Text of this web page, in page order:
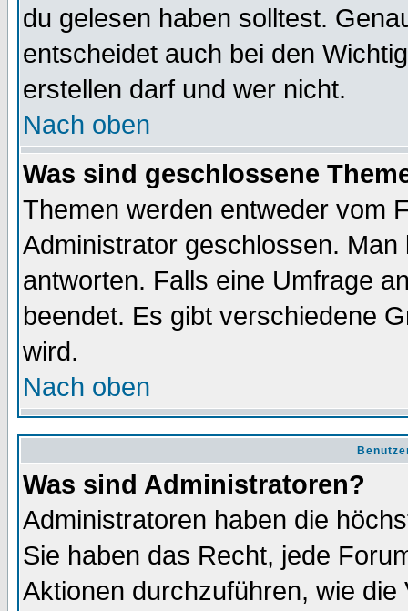
du gelesen haben solltest.
entscheidet auch bei den
erstellen darf und wer nicht.
Nach oben
Was sind geschlossene
Themen werden entweder vom
Administrator geschlossen.
antworten. Falls eine Umfrage
beendet. Es gibt verschiedene
wird.
Nach oben
Was sind Administratoren?
Administratoren haben die
Sie haben das Recht, jede
Aktionen durchzuführen, wie